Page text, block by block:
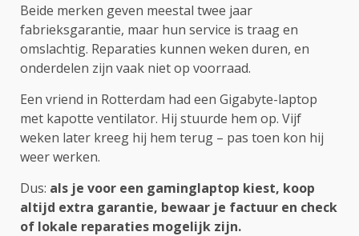
Beide merken geven meestal twee jaar
fabrieksgarantie, maar hun service is traag en
omslachtig. Reparaties kunnen weken duren, en
onderdelen zijn vaak niet op voorraad.
Een vriend in Rotterdam had een Gigabyte-laptop
met kapotte ventilator. Hij stuurde hem op. Vijf
weken later kreeg hij hem terug – pas toen kon hij
weer werken.
Dus: als je voor een gaminglaptop kiest, koop
altijd extra garantie, bewaar je factuur en check
of lokale reparaties mogelijk zijn.